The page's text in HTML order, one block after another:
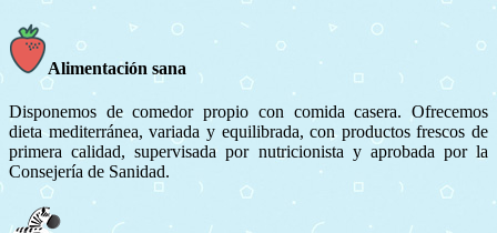
Alimentación sana
Disponemos de comedor propio con comida casera. Ofrecemos
dieta mediterránea, variada y equilibrada, con productos frescos de
primera calidad, supervisada por nutricionista y aprobada por la
Consejería de Sanidad.